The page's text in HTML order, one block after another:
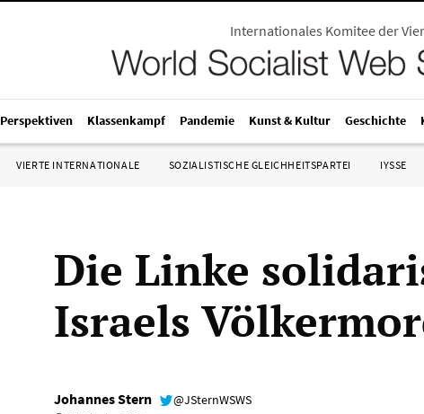
Internationales Komitee der
Perspektiven Klassenkampf Pandemie Kunst & Kultur Geschichte
VIERTE INTERNATIONALE SOZIALISTISCHE GLEICHHEITSPARTEI IYSSE
Die Linke
Israels
Johannes Stern @JSternWSWS